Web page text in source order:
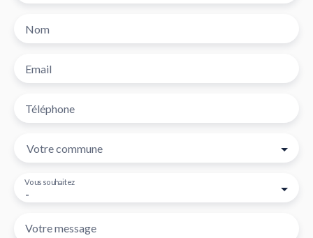
Nom
Email
Téléphone
Votre commune
-
Vous souhaitez
Votre message